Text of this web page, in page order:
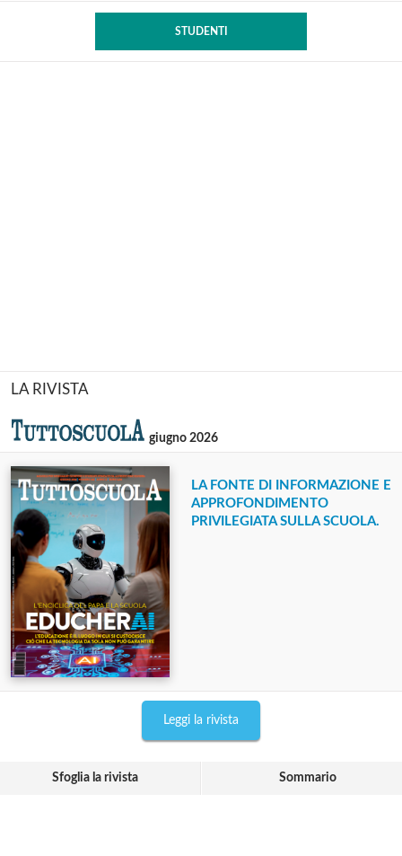
STUDENTI
LA RIVISTA
giugno 2026
LA FONTE DI INFORMAZIONE E
APPROFONDIMENTO
PRIVILEGIATA SULLA SCUOLA.
Leggi la rivista
Sfoglia la rivista Sommario